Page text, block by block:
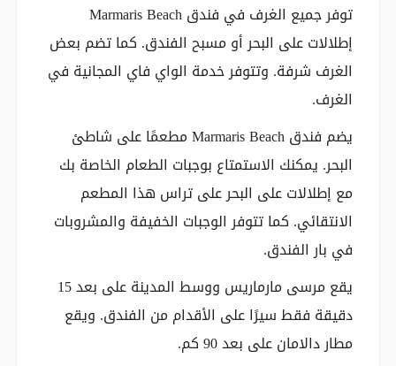
توفر جميع الغرف في فندق Marmaris Beach
إطلالات على البحر أو مسبح الفندق. كما تضم بعض
الغرف شرفة. وتتوفر خدمة الواي فاي المجانية في
الغرف.
يضم فندق Marmaris Beach مطعمًا على شاطئ
البحر. يمكنك الاستمتاع بوجبات الطعام الخاصة بك
مع إطلالات على البحر على تراس هذا المطعم
الانتقائي. كما تتوفر الوجبات الخفيفة والمشروبات
في بار الفندق.
يقع مرسى مارماريس ووسط المدينة على بعد 15
دقيقة فقط سيرًا على الأقدام من الفندق. ويقع
مطار دالامان على بعد 90 كم.